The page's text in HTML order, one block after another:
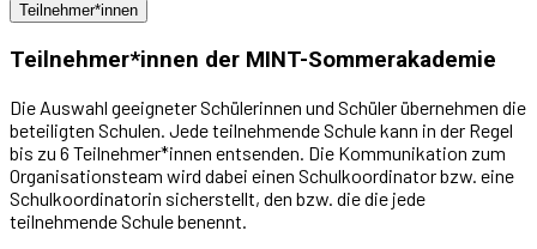
Teilnehmer*innen
Teilnehmer*innen der MINT-Sommerakademie
Die Auswahl geeigneter Schülerinnen und Schüler übernehmen die
beteiligten Schulen. Jede teilnehmende Schule kann in der Regel
bis zu 6 Teilnehmer*innen entsenden. Die Kommunikation zum
Organisationsteam wird dabei einen Schulkoordinator bzw. eine
Schulkoordinatorin sicherstellt, den bzw. die die jede
teilnehmende Schule benennt.